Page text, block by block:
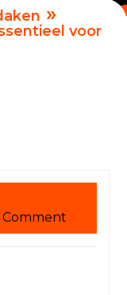
»
voor
Comment